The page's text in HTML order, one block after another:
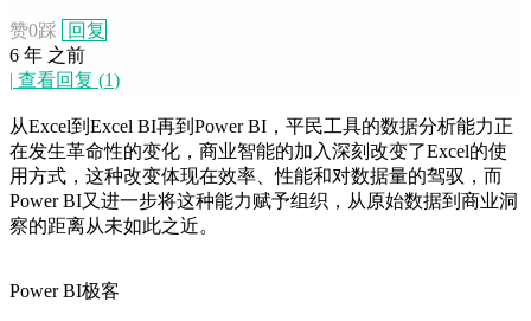
赞0踩
回复
6 年 之前
| 查看回复 (1)
从Excel到Excel BI再到Power BI，平民工具的数据分析能力正
在发生革命性的变化，商业智能的加入深刻改变了Excel的使
用方式，这种改变体现在效率、性能和对数据量的驾驭，而
Power BI又进一步将这种能力赋予组织，从原始数据到商业洞
察的距离从未如此之近。
Power BI极客